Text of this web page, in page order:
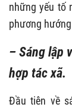
những yếu tố
phương
– Sáng lập
hợp tác xã.
Đầu tiên về